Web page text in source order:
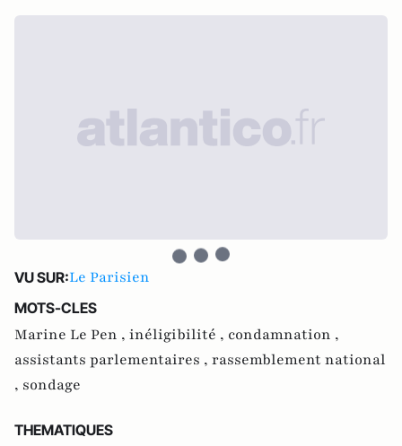
VU SUR:Le Parisien
MOTS-CLES
Marine Le Pen , inéligibilité , condamnation ,
assistants parlementaires , rassemblement national
, sondage
THEMATIQUES